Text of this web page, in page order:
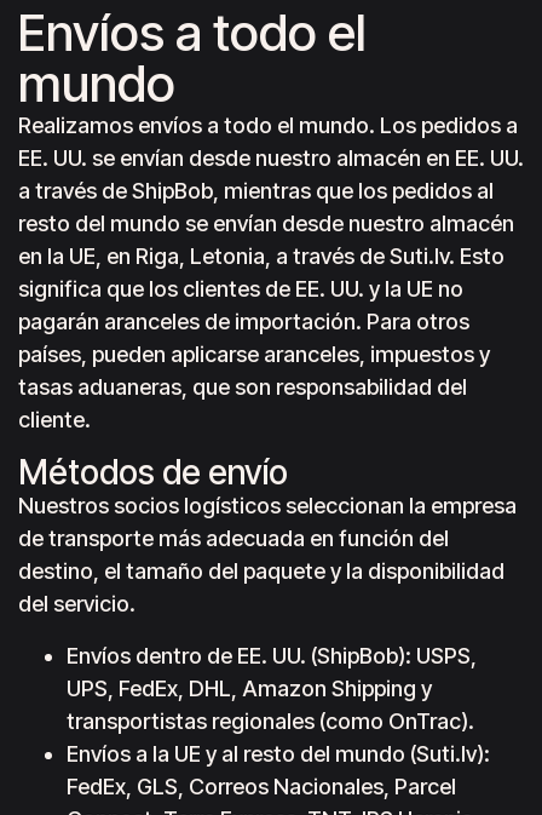
Envíos a todo el
mundo
Realizamos envíos a todo el mundo. Los pedidos a
EE. UU. se envían desde nuestro almacén en EE. UU.
a través de ShipBob, mientras que los pedidos al
resto del mundo se envían desde nuestro almacén
en la UE, en Riga, Letonia, a través de Suti.lv. Esto
significa que los clientes de EE. UU. y la UE no
pagarán aranceles de importación. Para otros
países, pueden aplicarse aranceles, impuestos y
tasas aduaneras, que son responsabilidad del
cliente.
Métodos de envío
Nuestros socios logísticos seleccionan la empresa
de transporte más adecuada en función del
destino, el tamaño del paquete y la disponibilidad
del servicio.
Envíos dentro de EE. UU. (ShipBob): USPS,
UPS, FedEx, DHL, Amazon Shipping y
transportistas regionales (como OnTrac).
Envíos a la UE y al resto del mundo (Suti.lv):
FedEx, GLS, Correos Nacionales, Parcel